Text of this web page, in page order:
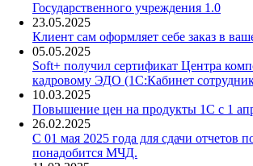
Государственного учреждения 1.0
23.05.2025
Клиент сам оформляет себе заказ в
05.05.2025
Soft+ получил сертификат Центра
кадровому ЭДО (1С:Кабинет
10.03.2025
Повышение цен на продукты 1С с 1
26.02.2025
С 01 мая 2025 года для сдачи отчетов
понадобится МЧД.